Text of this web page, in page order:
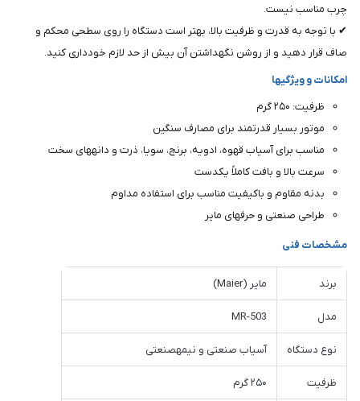
چرب مناسب نیست.
✔ با توجه به قدرت و ظرفیت بالا، بهتر است دستگاه را روی سطحی محکم و
صاف قرار دهید و از روشن نگهداشتن آن بیش از حد لازم خودداری کنید.
امکانات و ویژگیها
ظرفیت: ۲۵۰ گرم
موتور بسیار قدرتمند برای مصارف سنگین
مناسب برای آسیاب قهوه، ادویه، برنج، سویا، ذرت و دانههای سخت
سرعت بالا و بافت کاملاً یکدست
بدنه مقاوم و باکیفیت مناسب برای استفاده مداوم
طراحی صنعتی و حرفهای مایر
مشخصات فنی
برند مایر (Maier)
مدل MR-503
نوع دستگاه آسیاب صنعتی و نیمهصنعتی
ظرفیت ۲۵۰ گرم